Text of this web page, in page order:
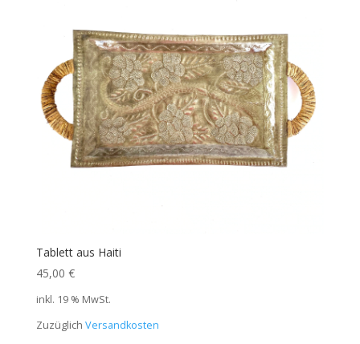
Tablett aus Haiti
45,00 €
inkl. 19 % MwSt.
Zuzüglich Versandkosten